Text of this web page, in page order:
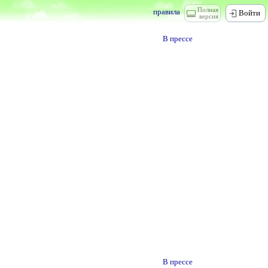
Полная
версия
правила Войти
В прессе
В прессе